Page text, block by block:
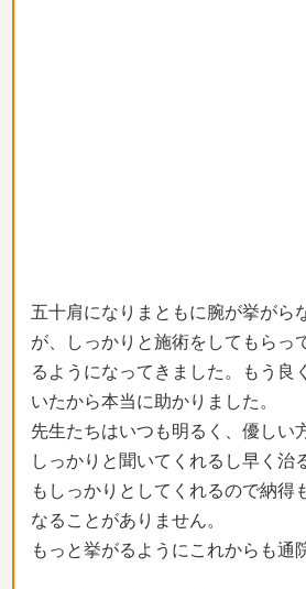
五十肩になりまともに腕が挙がら
が、しっかりと施術をしてもらっ
るようになってきました。もう良
いたから本当に助かりました。
先生たちはいつも明るく、優しい
しっかりと聞いてくれるし早く治
もしっかりとしてくれるので納得
なることがありません。
もっと挙がるようにこれからも通